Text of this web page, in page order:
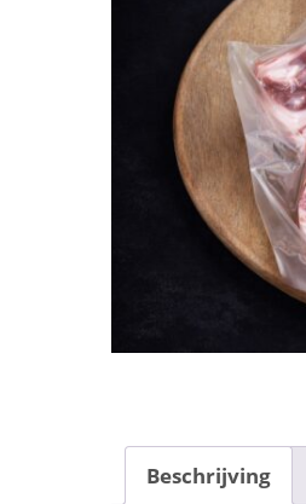
Beschrijving